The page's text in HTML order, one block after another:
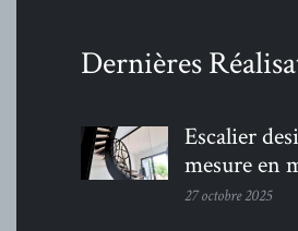
Dernières
Escalier
mesure en
27 octobre 2025